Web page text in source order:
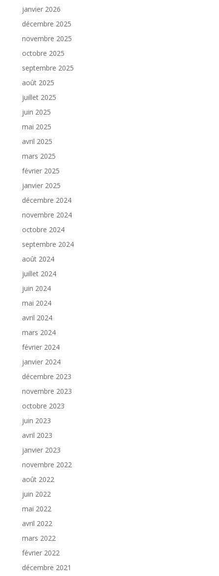
janvier 2026
décembre 2025
novembre 2025
octobre 2025
septembre 2025
août 2025
juillet 2025
juin 2025
mai 2025
avril 2025
mars 2025
février 2025
janvier 2025
décembre 2024
novembre 2024
octobre 2024
septembre 2024
août 2024
juillet 2024
juin 2024
mai 2024
avril 2024
mars 2024
février 2024
janvier 2024
décembre 2023
novembre 2023
octobre 2023
juin 2023
avril 2023
janvier 2023
novembre 2022
août 2022
juin 2022
mai 2022
avril 2022
mars 2022
février 2022
décembre 2021